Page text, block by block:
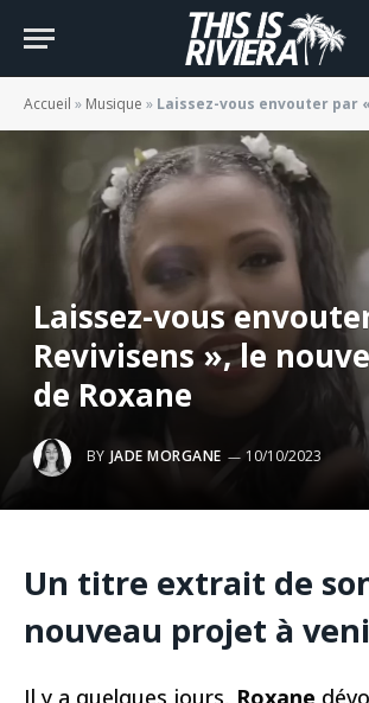
Accueil » Musique » Laissez-vous envouter par « Revivisens »,
Laissez-vous
Revivisens », le
de Roxane
BY JADE MORGANE 10/10/2023
Un titre extrait de
nouveau projet à